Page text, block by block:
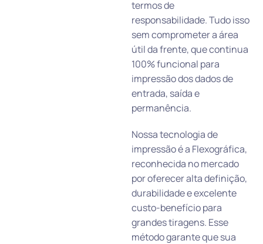
termos de
responsabilidade. Tudo isso
sem comprometer a área
útil da frente, que continua
100% funcional para
impressão dos dados de
entrada, saída e
permanência.
Nossa tecnologia de
impressão é a Flexográfica,
reconhecida no mercado
por oferecer alta definição,
durabilidade e excelente
custo-benefício para
grandes tiragens. Esse
método garante que sua